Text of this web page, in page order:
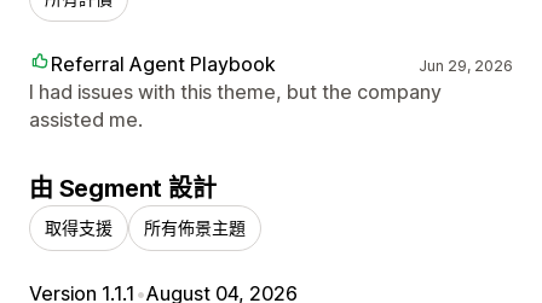
Referral Agent Playbook Jun 29, 2026
I had issues with this theme, but the company
assisted me.
由 Segment 設計
取得支援 所有佈景主題
Version 1.1.1 •August 04, 2026